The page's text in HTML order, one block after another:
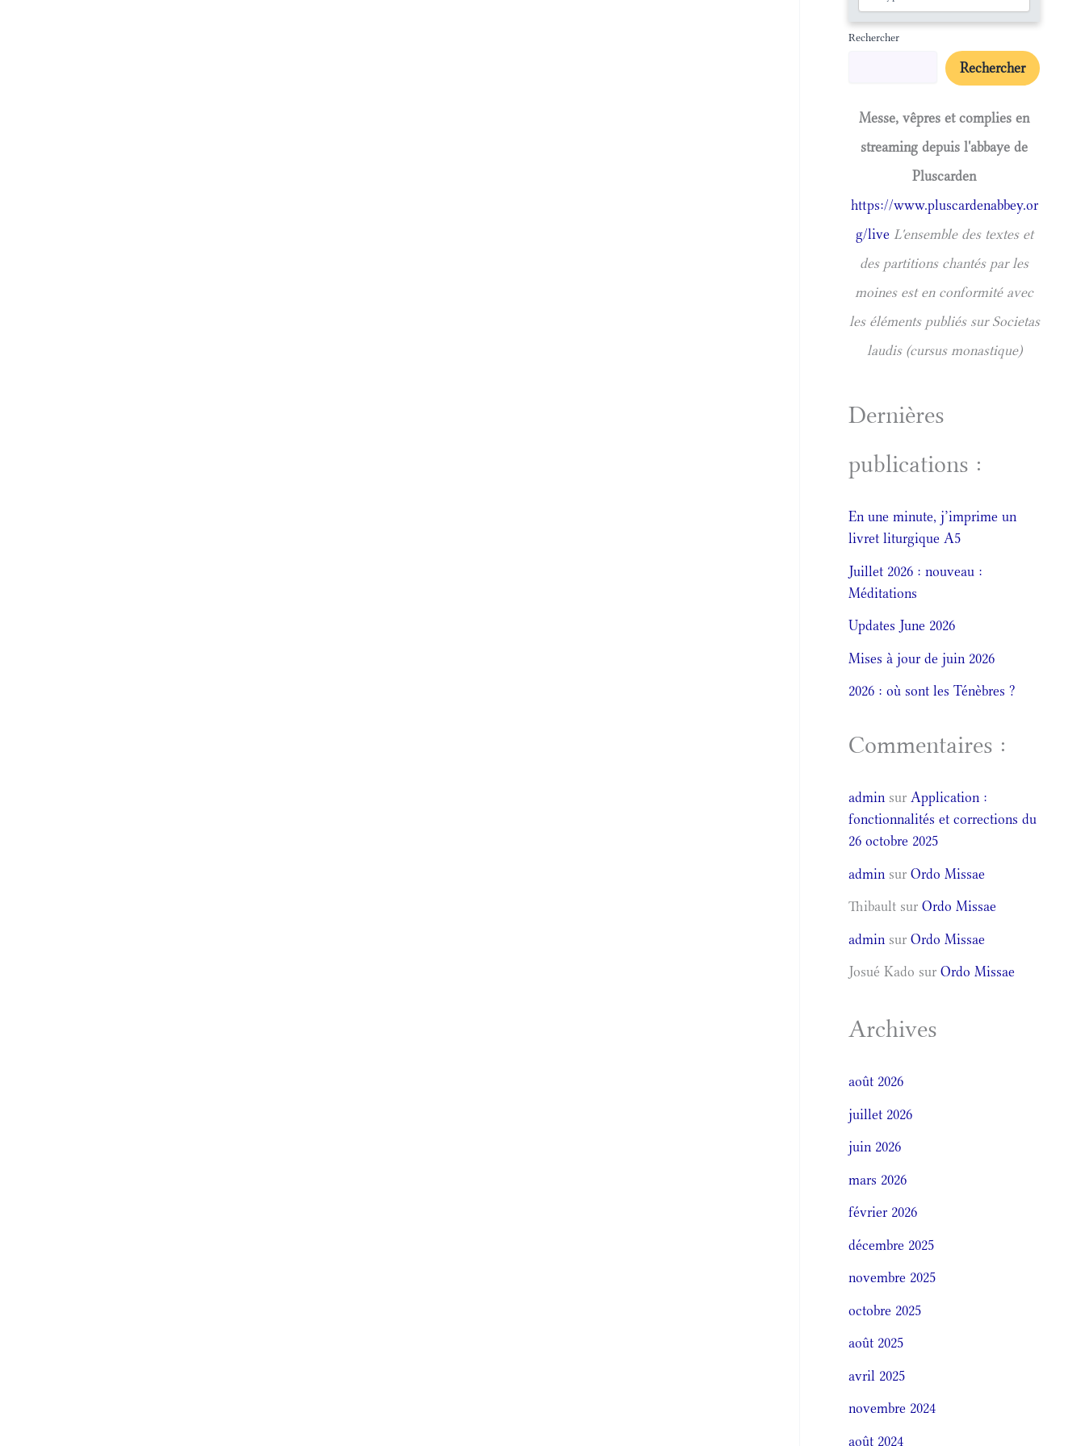
Rechercher
Rechercher
Messe, vêpres et complies en
streaming depuis l'abbaye de
Pluscarden
https://www.pluscardenabbey.or
g/live L'ensemble des textes et
des partitions chantés par les
moines est en conformité avec
les éléments publiés sur Societas
laudis (cursus monastique)
Dernières
publications :
En une minute, j’imprime un
livret liturgique A5
Juillet 2026 : nouveau :
Méditations
Updates June 2026
Mises à jour de juin 2026
2026 : où sont les Ténèbres ?
Commentaires :
admin surApplication :
fonctionnalités et corrections du
26 octobre 2025
admin surOrdo Missae
Thibault surOrdo Missae
admin surOrdo Missae
Josué Kado surOrdo Missae
Archives
août 2026
juillet 2026
juin 2026
mars 2026
février 2026
décembre 2025
novembre 2025
octobre 2025
août 2025
avril 2025
novembre 2024
août 2024